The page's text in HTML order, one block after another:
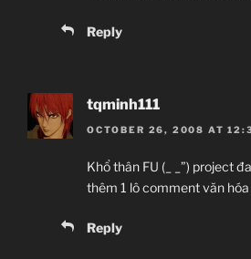
Reply
tqminh111
OCTOBER 26, 2008 AT
Khổ thân FU (_ _”) project
thêm 1 lô comment văn
Reply